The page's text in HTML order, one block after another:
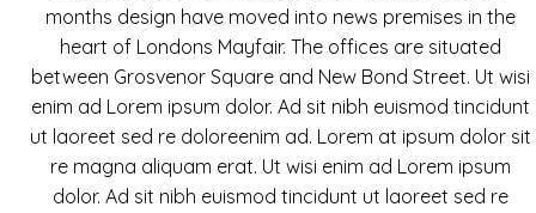
months design have moved into news premises in the
heart of Londons Mayfair. The offices are situated
between Grosvenor Square and New Bond Street. Ut wisi
enim ad Lorem ipsum dolor. Ad sit nibh euismod tincidunt
ut laoreet sed re doloreenim ad. Lorem at ipsum dolor sit
re magna aliquam erat. Ut wisi enim ad Lorem ipsum
dolor. Ad sit nibh euismod tincidunt ut laoreet sed re